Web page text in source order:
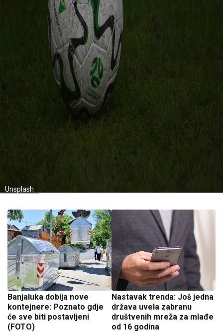
Unsplash
Banjaluka dobija nove
kontejnere: Poznato gdje
će sve biti postavljeni
(FOTO)
Nastavak trenda: Još jedna
država uvela zabranu
društvenih mreža za mlađe
od 16 godina